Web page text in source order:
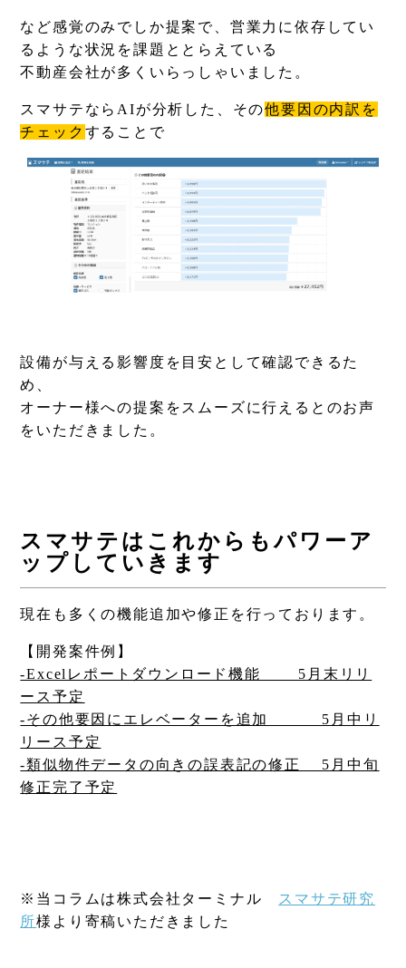
など感覚のみでしか提案で、営業力に依存してい
るような状況を課題ととらえている
不動産会社が多くいらっしゃいました。
スマサテならAIが分析した、その他要因の内訳を
チェック することで
設備が与える影響度を目安として確認できるた
め、
オーナー様への提案をスムーズに行えるとのお声
をいただきました。
スマサテはこれからもパワーア
ップしていきます
現在も多くの機能追加や修正を行っております。
【開発案件例】
-Excelレポートダウンロード機能 5月末リリ
ース予定
-その他要因にエレベーターを追加 5月中リ
リース予定
-類似物件データの向きの誤表記の修正 5月中旬
修正完了予定
※当コラムは株式会社ターミナル スマサテ研究
所様より寄稿いただきました